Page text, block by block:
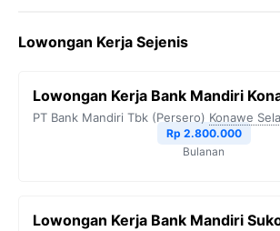
Lowongan Kerja Sejenis
Lowongan Kerja Bank Mandiri
PT Bank Mandiri Tbk (Persero) Konawe
Rp 2.800.000
Bulanan
Lowongan Kerja Bank Mandiri